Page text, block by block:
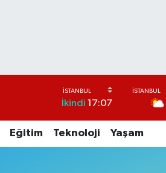
İkindi 17:07
Eğitim Teknoloji Yaşam